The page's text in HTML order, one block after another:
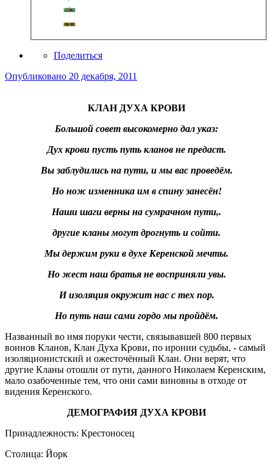
Поделиться
Опубликовано 20 декабря, 2011
КЛАН ДУХА КРОВИ
Большой совет высокомерно дал указ:
Дух крови пусть путь кланов не предаст.
Вы заблудились на пути, и мы вас проведём.
Но нож изменника им в спину занесён!
Наши шаги верны на сумрачном пути,.
другие кланы могут дрогнуть и сойти.
Мы держим руки в духе Керенской мечты.
Но жест наш братья не восприняли увы.
И изоляция окружит нас с тех пор.
Но путь наш сами гордо мы пройдём.
Названный во имя поруки чести, связывавшей 800 первых
воинов Кланов, Клан Духа Крови, по иронии судьбы, - самый
изоляционистский и ожесточённый Клан. Они верят, что
другие Кланы отошли от пути, данного Николаем Керенским,
мало озабоченные тем, что они сами виновны в отходе от
видения Керенского.
ДЕМОГРАФИЯ ДУХА КРОВИ
Принадлежность: Крестоносец
Столица: Йорк